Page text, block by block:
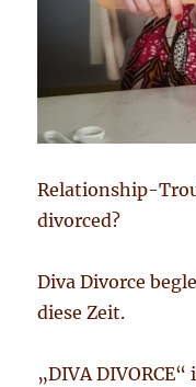
Relationship-
divorced?
Diva Divorce
diese Zeit.
„DIVA DIVORCE“